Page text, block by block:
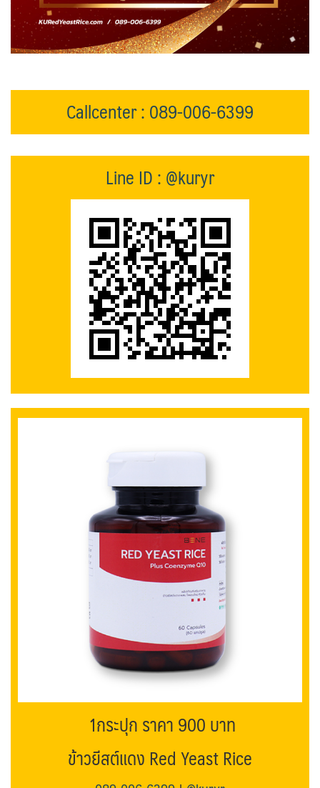
Callcenter : 089-006-6399
Line ID : @kuryr
1กระปุก ราคา 900 บาท
ข้าวยีสต์แดง Red Yeast Rice